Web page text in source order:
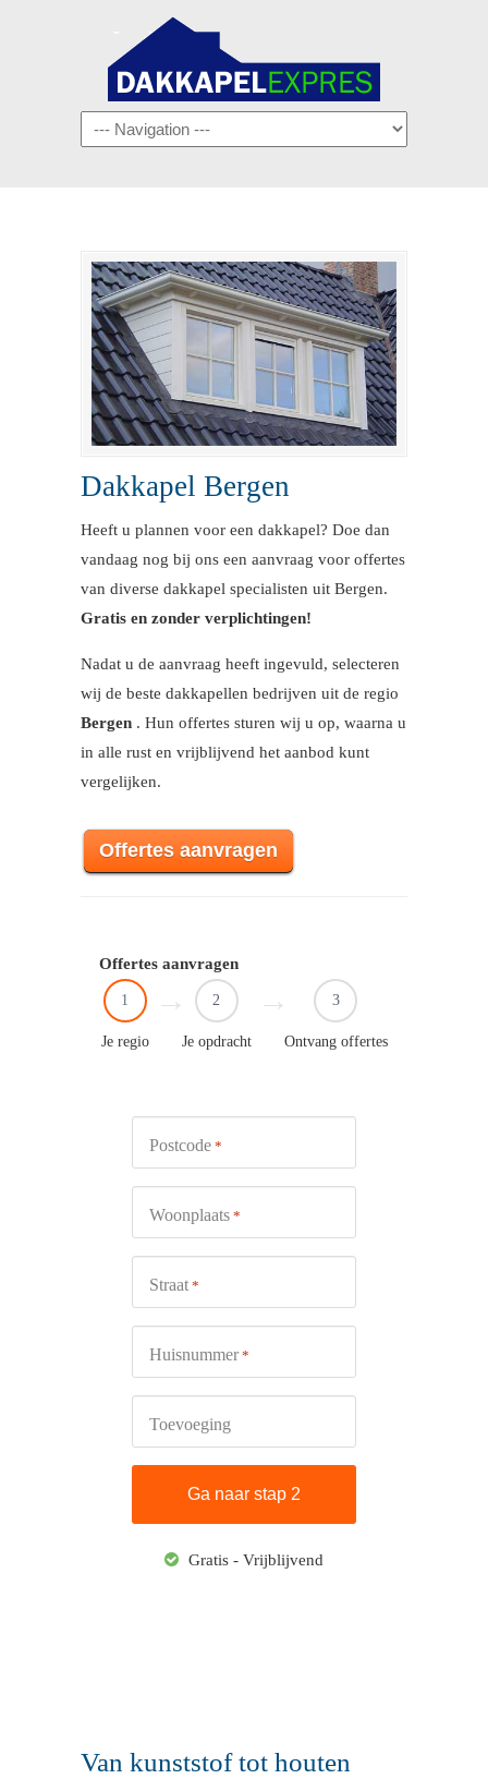
Navigation
Dakkapel Bergen
Heeft u plannen voor een dakkapel? Doe dan
vandaag nog bij ons een aanvraag voor offertes
van diverse dakkapel specialisten uit Bergen.
Gratis en zonder verplichtingen!
Nadat u de aanvraag heeft ingevuld, selecteren
wij de beste dakkapellen bedrijven uit de regio
Bergen . Hun offertes sturen wij u op, waarna u
in alle rust en vrijblijvend het aanbod kunt
vergelijken.
Offertes aanvragen
Offertes aanvragen
1
Je regio
2
Je opdracht
3
Ontvang offertes
Postcode *
Woonplaats *
Straat *
Huisnummer *
Toevoeging
Gratis - Vrijblijvend
Van kunststof tot houten